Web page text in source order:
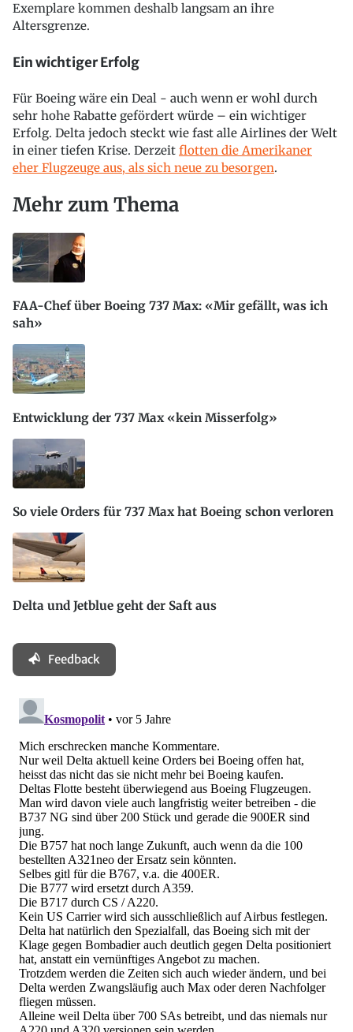
Exemplare kommen deshalb langsam an ihre
Altersgrenze.
Ein wichtiger Erfolg
Für Boeing wäre ein Deal - auch wenn er wohl durch
sehr hohe Rabatte gefördert würde – ein wichtiger
Erfolg. Delta jedoch steckt wie fast alle Airlines der Welt
in einer tiefen Krise. Derzeit flotten die Amerikaner
eher Flugzeuge aus, als sich neue zu besorgen.
Mehr zum Thema
FAA-Chef über Boeing 737 Max: «Mir gefällt, was ich
sah»
Entwicklung der 737 Max «kein Misserfolg»
So viele Orders für 737 Max hat Boeing schon verloren
Delta und Jetblue geht der Saft aus
Feedback